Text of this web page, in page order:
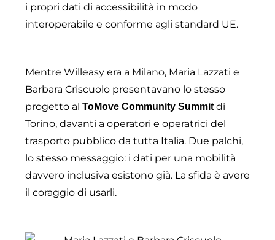
i propri dati di accessibilità in modo
interoperabile e conforme agli standard UE.
Mentre Willeasy era a Milano, Maria Lazzati e
Barbara Criscuolo presentavano lo stesso
progetto al ToMove Community Summit di
Torino, davanti a operatori e operatrici del
trasporto pubblico da tutta Italia. Due palchi,
lo stesso messaggio: i dati per una mobilità
davvero inclusiva esistono già. La sfida è avere
il coraggio di usarli.